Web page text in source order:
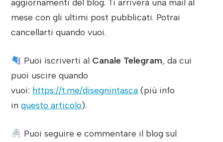
aggiornamenti del blog. Ti arriverà una mail al
mese con gli ultimi post pubblicati. Potrai
cancellarti quando vuoi.
Puoi iscriverti al Canale Telegram, da cui
puoi uscire quando
vuoi: https://t.me/disegnintasca (più info
inquesto articolo).
Puoi seguire e commentare il blog sul